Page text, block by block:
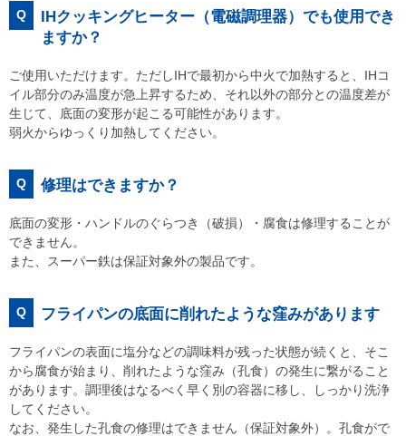
Q
IHクッキングヒーター（電磁調理器）でも使用でき
ますか？
ご使用いただけます。ただしIHで最初から中火で加熱すると、IHコ
イル部分のみ温度が急上昇するため、それ以外の部分との温度差が
生じて、底面の変形が起こる可能性があります。
弱火からゆっくり加熱してください。
Q 修理はできますか？
底面の変形・ハンドルのぐらつき（破損）・腐食は修理することが
できません。
また、スーパー鉄は保証対象外の製品です。
Q フライパンの底面に削れたような窪みがあります
フライパンの表面に塩分などの調味料が残った状態が続くと、そこ
から腐食が始まり、削れたような窪み（孔食）の発生に繋がること
があります。調理後はなるべく早く別の容器に移し、しっかり洗浄
してください。
なお、発生した孔食の修理はできません（保証対象外）。孔食がで